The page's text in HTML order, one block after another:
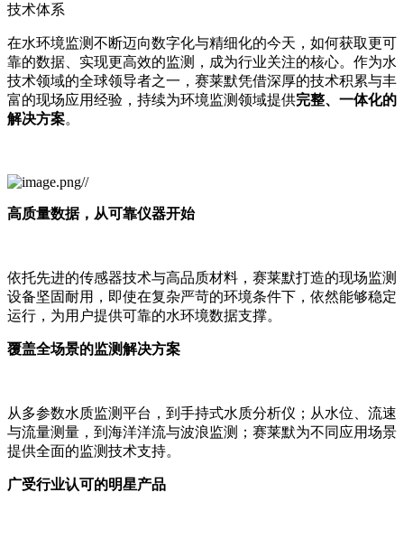
技术体系
在水环境监测不断迈向数字化与精细化的今天，如何获取更可
靠的数据、实现更高效的监测，成为行业关注的核心。作为水
技术领域的全球领导者之一，赛莱默凭借深厚的技术积累与丰
富的现场应用经验，持续为环境监测领域提供完整、一体化的
解决方案。
高质量数据，从可靠仪器开始
依托先进的传感器技术与高品质材料，赛莱默打造的现场监测
设备坚固耐用，即使在复杂严苛的环境条件下，依然能够稳定
运行，为用户提供可靠的水环境数据支撑。
覆盖全场景的监测解决方案
从多参数水质监测平台，到手持式水质分析仪；从水位、流速
与流量测量，到海洋洋流与波浪监测； 赛莱默为不同应用场景
提供全面的监测技术支持。
广受行业认可的明星产品